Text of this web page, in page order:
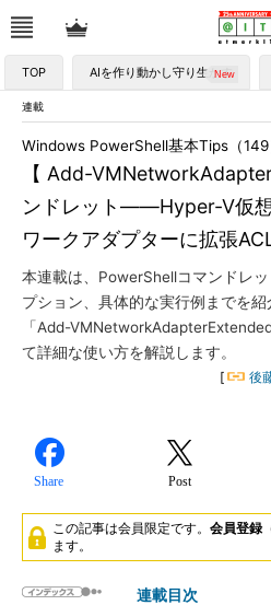
TOP AIを作り動かし守り生かす
連載
【 Add-
ンドレット――Hyper-V仮
ワークアダプターに拡張
Windows PowerShell基本Tips（149
本連載は、PowerShellコマンドレ
プション、具体的な実行例までを
「Add-
て詳細な使い方を解説します。
[ 後
Share Post
この記事は会員限定です。 会員登録
ます。
連載目次